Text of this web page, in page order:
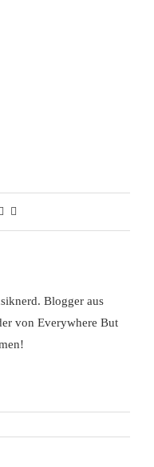
Blogger aus
von Everywhere But